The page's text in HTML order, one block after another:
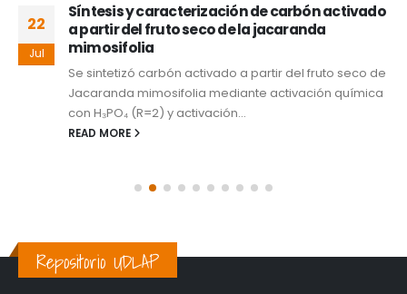
22
Jul
Síntesis y caracterización de carbón activado
a partir del fruto seco de la jacaranda
mimosifolia
Se sintetizó carbón activado a partir del fruto seco de
Jacaranda mimosifolia mediante activación química
con H₃PO₄ (R=2) y activación...
READ MORE
Repositorio UDLAP